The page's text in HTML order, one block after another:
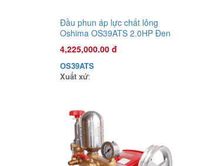
Đầu phun áp lực chất lỏng
Oshima OS39ATS 2.0HP Đen
(hoạt động bằng sức kéo động
cơ) (pittông sứ)
4,225,000.00 đ
OS39ATS
Xuất xứ: